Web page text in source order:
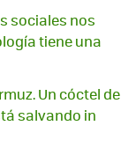
sociales nos
tiene una
Un cóctel de
salvando in